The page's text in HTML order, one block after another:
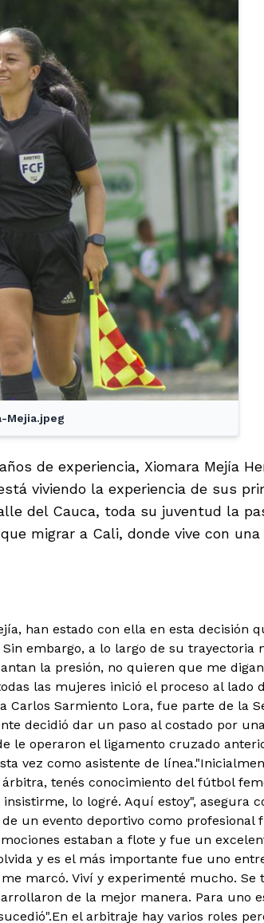
Mejia.jpeg
de experiencia, Xiomara Mejía
viviendo la experiencia de sus
del Cauca, toda su juventud la
migrar a Cali, donde vive con
han estado con ella en esta decisión
embargo, a lo largo de su trayectoria
la presión, no quieren que me
las mujeres inició el proceso al lado
Carlos Sarmiento Lora, fue parte de la
decidió dar un paso al costado por
le operaron el ligamento cruzado
vez como asistente de línea.
tenés conocimiento del fútbol
lo logré. Aquí estoy", asegura
un evento deportivo como profesional
estaban a flote y fue un
y es el más importante fue uno
marcó. Viví y experimenté mucho. Se
de la mejor manera. Para uno
En el arbitraje hay varios roles